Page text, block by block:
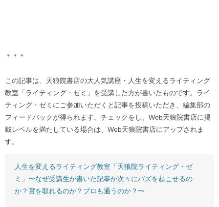
＊＊＊
この記事は、天狼院書店の大人気講座・人生を変えるライティング
教室「ライティング・ゼミ」を受講した方が書いたものです。ライ
ティング・ゼミにご参加いただくと記事を投稿いただき、編集部の
フィードバックが得られます。チェックをし、Web天狼院書店に掲
載レベルを満たしている場合は、Web天狼院書店にアップされま
す。
人生を変えるライティング教室「天狼院ライティング・ゼ
ミ」〜なぜ受講生が書いた記事が次々にバズを起こせるの
か？賞を取れるのか？プロも通うのか？〜